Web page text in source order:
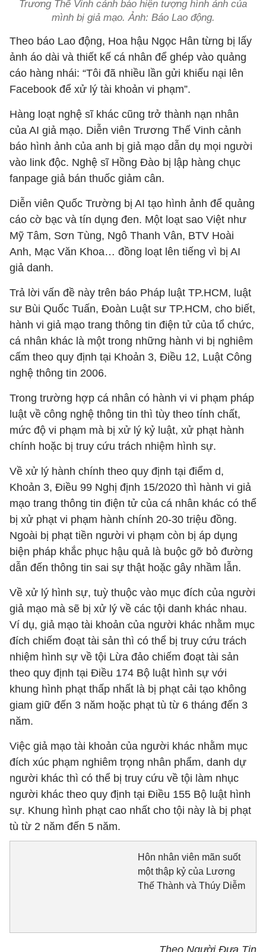
Trương Thế Vinh cảnh báo hiện tượng hình ảnh của
mình bị giả mạo. Ảnh: Báo Lao động.
Theo báo Lao động, Hoa hậu Ngọc Hân từng bị lấy
ảnh áo dài và thiết kế cá nhân để ghép vào quảng
cáo hàng nhái: “Tôi đã nhiều lần gửi khiếu nại lên
Facebook để xử lý tài khoản vi phạm”.
Hàng loạt nghệ sĩ khác cũng trở thành nạn nhân
của AI giả mạo. Diễn viên Trương Thế Vinh cảnh
báo hình ảnh của anh bị giả mạo dẫn dụ mọi người
vào link độc. Nghệ sĩ Hồng Đào bị lập hàng chục
fanpage giả bán thuốc giảm cân.
Diễn viên Quốc Trường bị AI tạo hình ảnh để quảng
cáo cờ bạc và tín dụng đen. Một loạt sao Việt như
Mỹ Tâm, Sơn Tùng, Ngô Thanh Vân, BTV Hoài
Anh, Mạc Văn Khoa… đồng loạt lên tiếng vì bị AI
giả danh.
Trả lời vấn đề này trên báo Pháp luật TP.HCM, luật
sư Bùi Quốc Tuấn, Đoàn Luật sư TP.HCM, cho biết,
hành vi giả mạo trang thông tin điện tử của tổ chức,
cá nhân khác là một trong những hành vi bị nghiêm
cấm theo quy định tại Khoản 3, Điều 12, Luật Công
nghệ thông tin 2006.
Trong trường hợp cá nhân có hành vi vi phạm pháp
luật về công nghệ thông tin thì tùy theo tính chất,
mức độ vi phạm mà bị xử lý kỷ luật, xử phạt hành
chính hoặc bị truy cứu trách nhiệm hình sự.
Về xử lý hành chính theo quy định tại điểm d,
Khoản 3, Điều 99 Nghị định 15/2020 thì hành vi giả
mạo trang thông tin điện tử của cá nhân khác có thể
bị xử phạt vi phạm hành chính 20-30 triệu đồng.
Ngoài bị phạt tiền người vi phạm còn bị áp dụng
biện pháp khắc phục hậu quả là buộc gỡ bỏ đường
dẫn đến thông tin sai sự thật hoặc gây nhầm lẫn.
Về xử lý hình sự, tuỳ thuộc vào mục đích của người
giả mạo mà sẽ bị xử lý về các tội danh khác nhau.
Ví dụ, giả mạo tài khoản của người khác nhằm mục
đích chiếm đoạt tài sản thì có thể bị truy cứu trách
nhiệm hình sự về tội Lừa đảo chiếm đoạt tài sản
theo quy định tại Điều 174 Bộ luật hình sự với
khung hình phạt thấp nhất là bị phạt cải tạo không
giam giữ đến 3 năm hoặc phạt tù từ 6 tháng đến 3
năm.
Việc giả mạo tài khoản của người khác nhằm mục
đích xúc phạm nghiêm trọng nhân phẩm, danh dự
người khác thì có thể bị truy cứu về tội làm nhục
người khác theo quy định tại Điều 155 Bộ luật hình
sự. Khung hình phạt cao nhất cho tội này là bị phạt
tù từ 2 năm đến 5 năm.
Hôn nhân viên mãn suốt
một thập kỷ của Lương
Thế Thành và Thúy Diễm
Theo Người Đưa Tin